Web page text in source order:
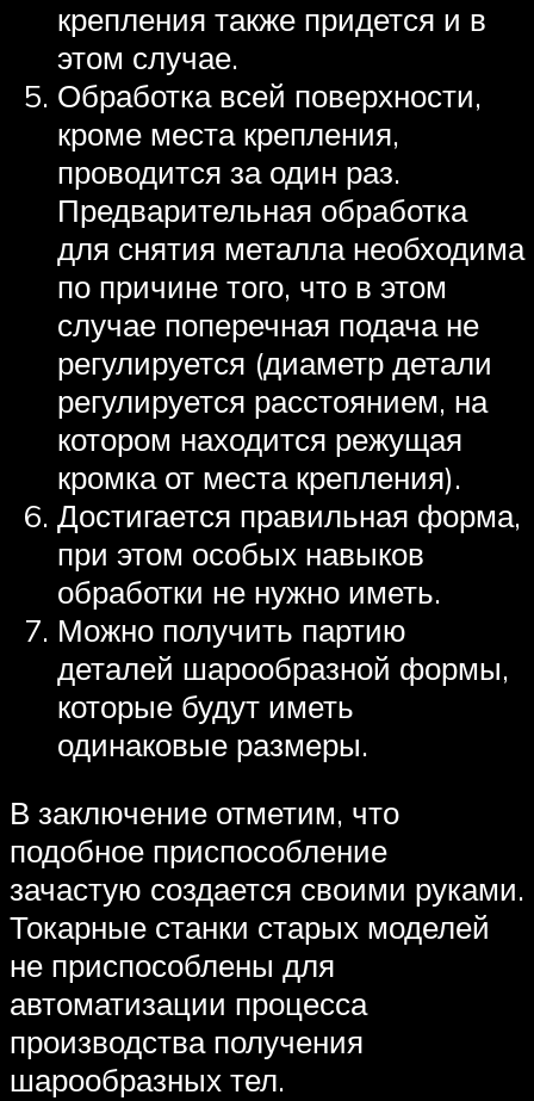
крепления также придется и в
этом случае.
Обработка всей поверхности,
кроме места крепления,
проводится за один раз.
Предварительная обработка
для снятия металла необходима
по причине того, что в этом
случае поперечная подача не
регулируется (диаметр детали
регулируется расстоянием, на
котором находится режущая
кромка от места крепления).
Достигается правильная форма,
при этом особых навыков
обработки не нужно иметь.
Можно получить партию
деталей шарообразной формы,
которые будут иметь
одинаковые размеры.
В заключение отметим, что
подобное приспособление
зачастую создается своими руками.
Токарные станки старых моделей
не приспособлены для
автоматизации процесса
производства получения
шарообразных тел.